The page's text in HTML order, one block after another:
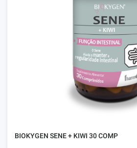
BIOKYGEN SENE + KIWI 30 COMP